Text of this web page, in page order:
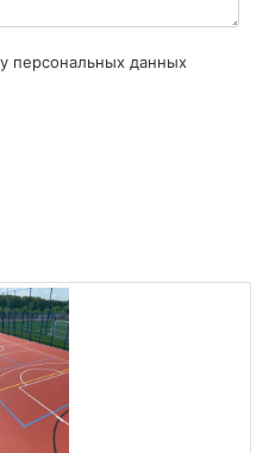
персональных данных